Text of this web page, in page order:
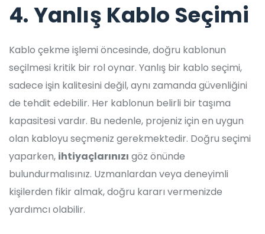
4. Yanlış Kablo Seçimi
Kablo çekme işlemi öncesinde, doğru kablonun
seçilmesi kritik bir rol oynar. Yanlış bir kablo seçimi,
sadece işin kalitesini değil, aynı zamanda güvenliğini
de tehdit edebilir. Her kablonun belirli bir taşıma
kapasitesi vardır. Bu nedenle, projeniz için en uygun
olan kabloyu seçmeniz gerekmektedir. Doğru seçimi
yaparken, ihtiyaçlarınızı göz önünde
bulundurmalısınız. Uzmanlardan veya deneyimli
kişilerden fikir almak, doğru kararı vermenizde
yardımcı olabilir.